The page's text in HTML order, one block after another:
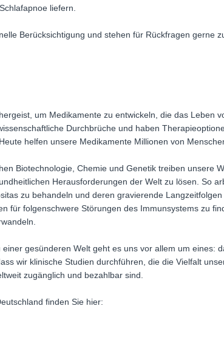
liefern.
Berücksichtigung und stehen für Rückfragen gerne
um Medikamente zu entwickeln, die das Leben
Durchbrüche und haben
helfen unsere Medikamente Millionen von
Biotechnologie, Chemie und Genetik treiben unsere
Herausforderungen der Welt zu lösen. So
zu behandeln und deren gravierende
für folgenschwere Störungen des Immunsystems zu
gesünderen Welt geht es uns vor allem um eines:
wir klinische Studien durchführen, die die Vielfalt
zugänglich und bezahlbar sind.
finden Sie hier: